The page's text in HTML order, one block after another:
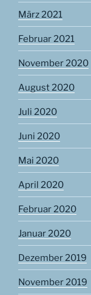
März 2021
Februar 2021
November 2020
August 2020
Juli 2020
Juni 2020
Mai 2020
April 2020
Februar 2020
Januar 2020
Dezember 2019
November 2019